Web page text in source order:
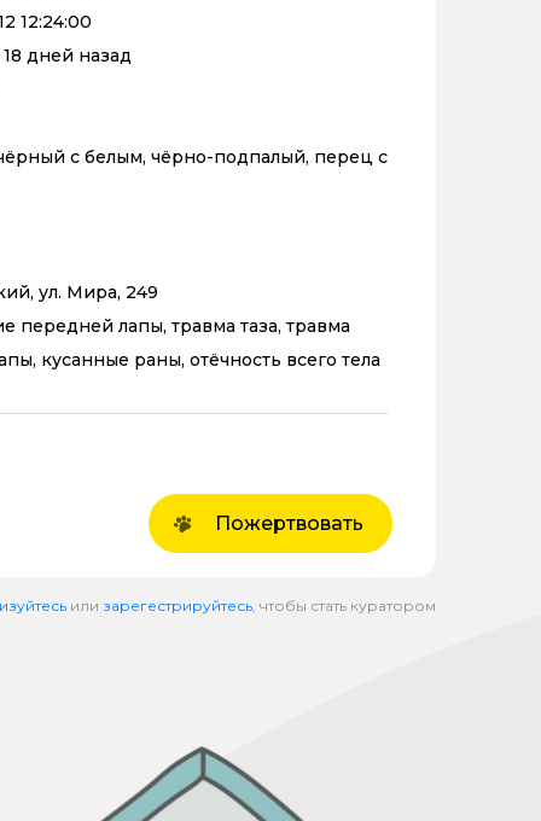
12:24:00
дней назад
с белым, чёрно-подпалый, перец с
ул. Мира, 249
передней лапы, травма таза, травма
кусанные раны, отёчность всего тела
Пожертвовать
или зарегестрируйтесь , чтобы стать куратором